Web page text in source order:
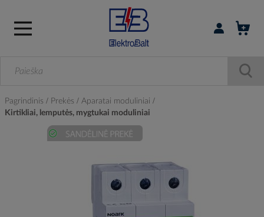
Prisijungti /
Pagrindinis Prekės
Aparatai moduliniai
Kirtikliai, lemputės, mygtukai moduliniai